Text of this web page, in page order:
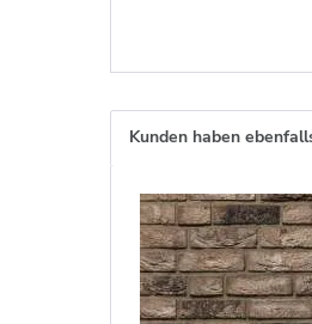
Kunden haben